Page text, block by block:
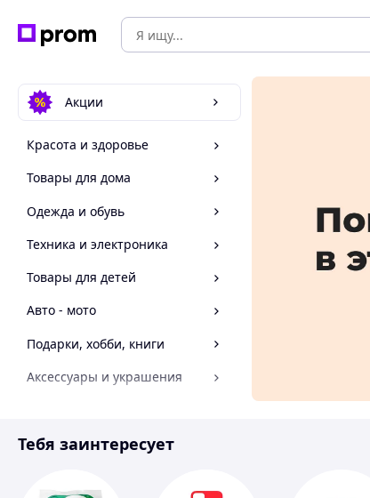
Акции
Красота и здоровье
Товары для дома
Одежда и обувь
Техника и электроника
Товары для детей
Авто - мото
Подарки, хобби, книги
Аксессуары и украшения
Спорт и отдых
Тебя заинтересует